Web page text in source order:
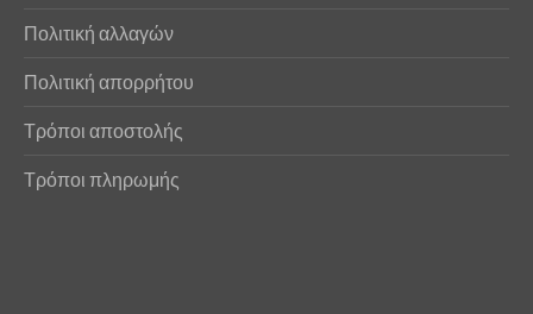
Πολιτική αλλαγών
Πολιτική απορρήτου
Τρόποι αποστολής
Τρόποι πληρωμής